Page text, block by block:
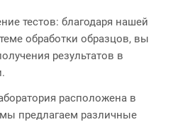
тестов: благодаря нашей
обработки образцов, вы
результатов в
расположена в
предлагаем различные